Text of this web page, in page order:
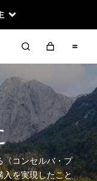
〈コンセルバ・プ
入を実現したこと